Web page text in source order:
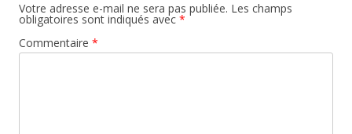
Votre adresse e-mail ne sera pas publiée. Les champs
obligatoires sont indiqués avec *
Commentaire *